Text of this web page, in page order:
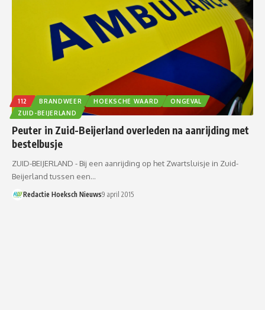
112 BRANDWEER HOEKSCHE WAARD
ONGEVAL
ZUID-BEIJERLAND
Peuter in Zuid-Beijerland overleden na aanrijding met
bestelbusje
ZUID-BEIJERLAND - Bij een aanrijding op het Zwartsluisje in Zuid-
Beijerland tussen een…
Redactie Hoeksch Nieuws9 april 2015